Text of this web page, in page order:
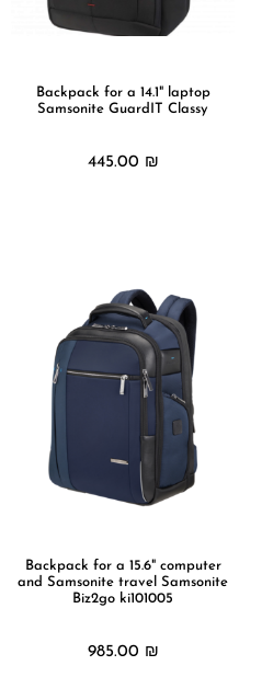
Backpack for a 14.1" laptop
Samsonite GuardIT Classy
445.00 ₪
Backpack for a 15.6" computer
and Samsonite travel Samsonite
Biz2go ki101005
985.00 ₪